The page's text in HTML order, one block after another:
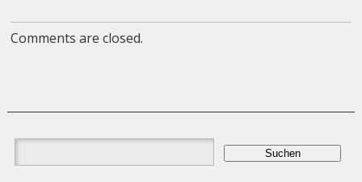
Comments are closed.
Suchen
nach: